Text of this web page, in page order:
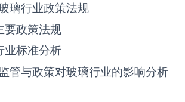
璃‌‌‌‌‌‌‌‌‌‌‌‌‌行业政策法规
要政策法规
业标准分析
管与政策对‌‌‌‌玻璃‌‌‌‌‌‌‌‌‌‌‌‌‌行业的影响分析